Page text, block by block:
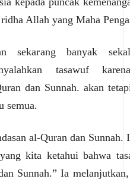
Allah yang Maha
sekarang banyak
tasawuf
dan Sunnah. akan
semua.
al-Quran dan Sunnah.
kita ketahui bahwa
Sunnah.” Ia melanjutkan,